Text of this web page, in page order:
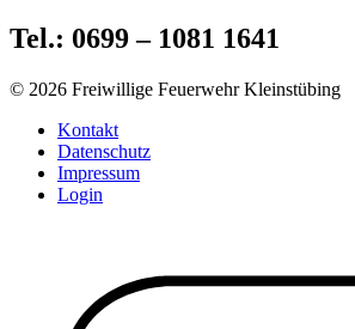
Tel.: 0699 – 1081 1641
© 2026 Freiwillige Feuerwehr Kleinstübing
Kontakt
Datenschutz
Impressum
Login